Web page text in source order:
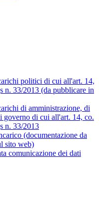
politici di cui all'art. 14,
n. 33/2013 (da pubblicare in
di amministrazione, di
governo di cui all'art. 14, co.
n. 33/2013
(documentazione da
sito web)
comunicazione dei dati